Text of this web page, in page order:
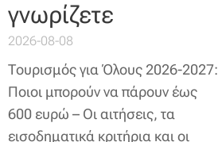
γνωρίζετε
2026-08-08
Τουρισμός για Όλους 2026-2027:
Ποιοι μπορούν να πάρουν έως
600 ευρώ – Οι αιτήσεις, τα
εισοδηματικά κριτήρια και οι